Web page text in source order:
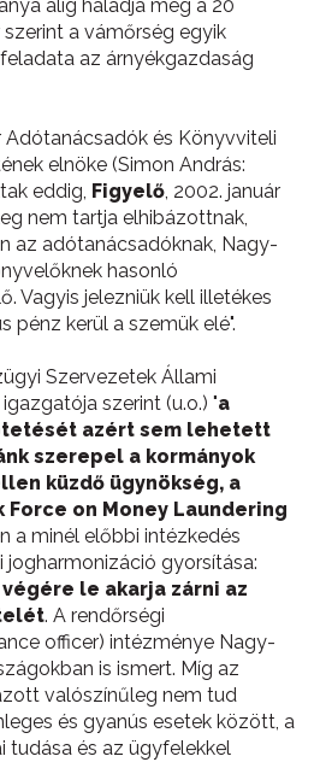
alig haladja meg a 20
a vámőrség egyik
az árnyékgazdaság
Adótanácsadók és Könyvviteli
elnöke (Simon András:
eddig, Figyelő, 2002. január
nem tartja elhibázottnak,
az adótanácsadóknak, Nagy-
hasonló
Vagyis jelezniük kell illetékes
pénz kerül a szemük elé".
Szervezetek Állami
szerint (u.o.) "a
azért sem lehetett
szerepel a kormányok
küzdő ügynökség, a
Force on Money Laundering
a minél előbbi intézkedés
gyorsítása:
le akarja zárni az
. A rendőrségi
officer) intézménye Nagy-
is ismert. Míg az
valószínűleg nem tud
és gyanús esetek között, a
tudása és az ügyfelekkel